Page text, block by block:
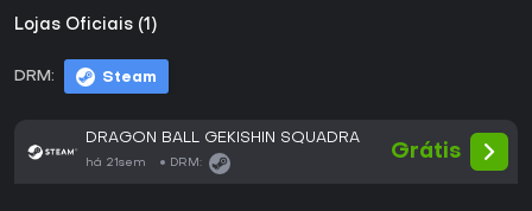
Lojas Oficiais (1)
DRM: Steam
DRAGON BALL GEKISHIN SQUADRA
há 21sem DRM:
Grátis